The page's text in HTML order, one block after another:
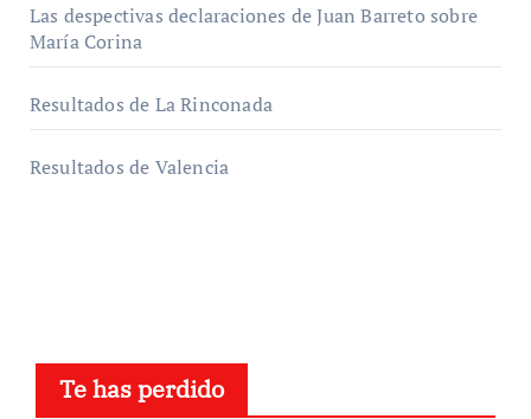
Las despectivas declaraciones de Juan Barreto sobre
María Corina
Resultados de La Rinconada
Resultados de Valencia
Te has perdido